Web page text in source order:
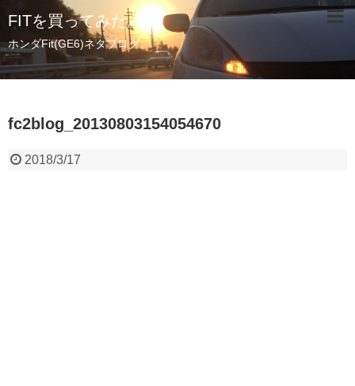
FITを買ってみた。
ホンダFit(GE6)ネタブログ。
fc2blog_20130803154054670
2018/3/17